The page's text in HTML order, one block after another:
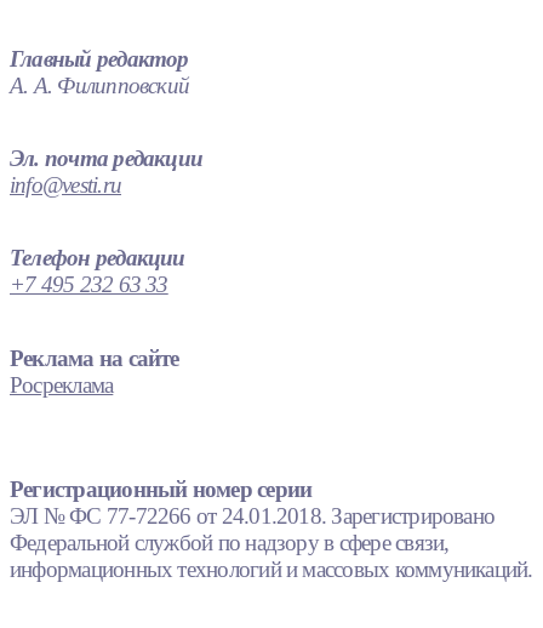
Главный редактор
А. А. Филипповский
Эл. почта редакции
info@vesti.ru
Телефон редакции
+7 495 232 63 33
Реклама на сайте
Росреклама
Регистрационный номер серии
ЭЛ № ФС 77-72266 от 24.01.2018. Зарегистрировано
Федеральной службой по надзору в сфере связи,
информационных технологий и массовых коммуникаций.